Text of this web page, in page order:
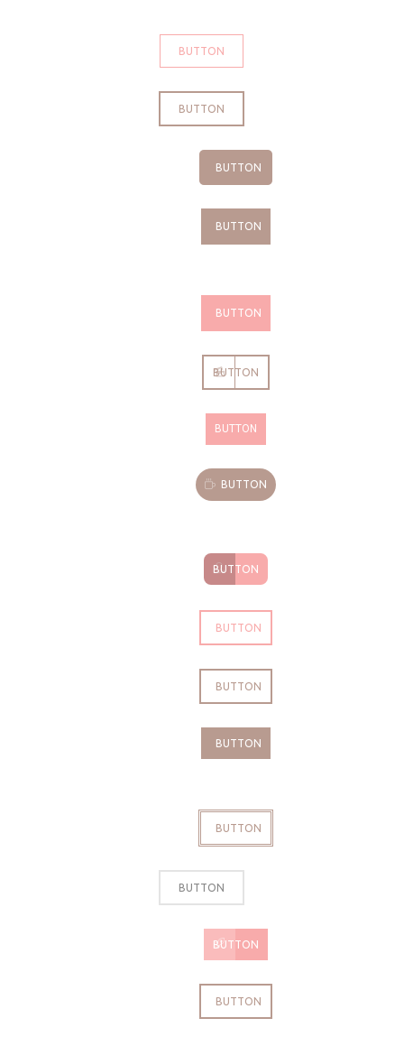
BUTTON
BUTTON
BUTTON
BUTTON
BUTTON
BUTTON
BUTTON
BUTTON
BUTTON
BUTTON
BUTTON
BUTTON
BUTTON
BUTTON
BUTTON
BUTTON